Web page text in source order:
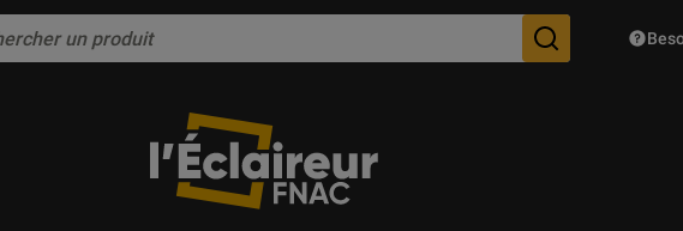
Des